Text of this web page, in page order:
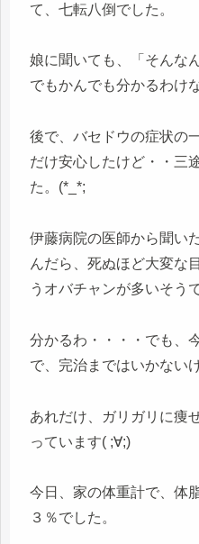
て、七転八倒でした。
娘に聞いても、「そんな
でもかんでも分かるわけ
後で、バセドウの症状の
だけ安心したけど・・三
た。(*_*;
伊藤病院の医師から聞い
んだら、死ぬほど大変な
うオバチャンが多いそう
分かるわ・・・・でも、
で、完治まではいかない
あれだけ、ガリガリに痩
っています( ;∀;)
今日、家の体重計で、体
３％でした。